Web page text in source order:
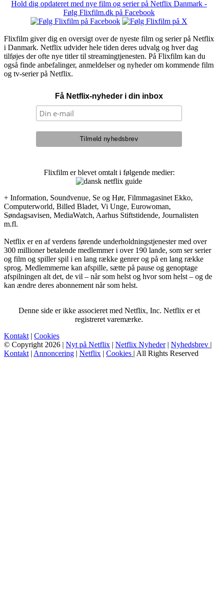
Hold dig opdateret med nye film og serier på Netflix Danmark -
Følg Flixfilm.dk på Facebook
Flixfilm giver dig en oversigt over de nyeste film og serier på Netflix
i Danmark. Netflix udvider hele tiden deres udvalg og hver dag
tilføjes der ofte nye titler til streamingtjenesten. På Flixfilm kan du
også finde anbefalinger, anmeldelser og nyheder om kommende film
og tv-serier på Netflix.
Få Netflix-nyheder i din inbox
Flixfilm er blevet omtalt i følgende medier:
+ Information, Soundvenue, Se og Hør, Filmmagasinet Ekko,
Computerworld, Billed Bladet, Vi Unge, Eurowoman,
Søndagsavisen, MediaWatch, Aarhus Stiftstidende, Journalisten
m.fl.
Netflix er en af verdens førende underholdningstjenester med over
300 millioner betalende medlemmer i over 190 lande, som ser serier
og film og spiller spil i en lang række genrer og på en lang række
sprog. Medlemmerne kan afspille, sætte på pause og genoptage
afspilningen alt det, de vil – når som helst og hvor som helst – og de
kan ændre deres abonnement når som helst.
Denne side er ikke associeret med Netflix, Inc. Netflix er et
registreret varemærke.
Kontakt | Cookies
© Copyright 2026 | Nyt på Netflix | Netflix Nyheder| Nyhedsbrev |
Kontakt | Annoncering | Netflix | Cookies | All Rights Reserved